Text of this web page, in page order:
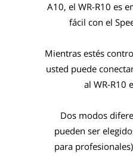
A10, el WR-R10 es
fácil con el
Mientras estés
usted puede
al WR-R10
Dos modos
pueden ser
para